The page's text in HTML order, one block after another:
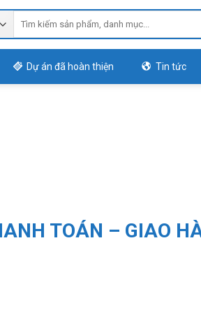
Dự án đã hoàn thiện Tin tức
TOÁN – GIAO